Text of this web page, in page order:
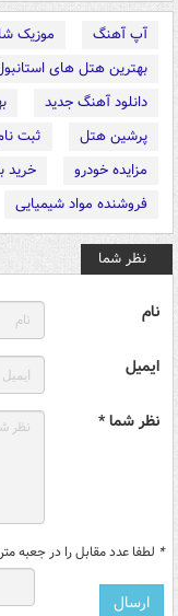
آپ آهنگ موزیک
بهترین هتل های
دانلود آهنگ جدید
پرشین هتل
ثبت
مزایده خودرو
خرید
فروشنده مواد شیمیایی
نظر شما
نام
ایمیل
نظر شما *
* لطفا عدد مقابل را در جعبه